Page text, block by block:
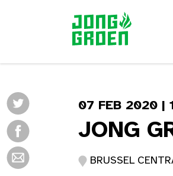
07 FEB 2020 |
JONG
BRUSSEL